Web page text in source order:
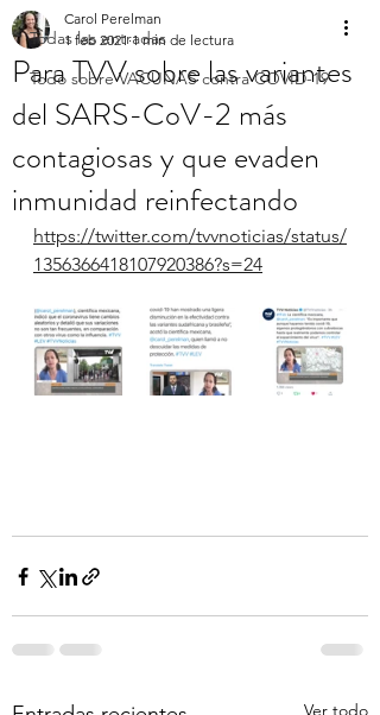
Todas las entradas
Todo sobre VACUNAS contra COVID-19
Para TVV sobre las variantes
del SARS-CoV-2 más
contagiosas y que evaden
inmunidad reinfectando
Carol Perelman
1 feb 2021 1 min de lectura
https://twitter.com/tvvnoticias/status/
1356366418107920386?s=24
Ver todo